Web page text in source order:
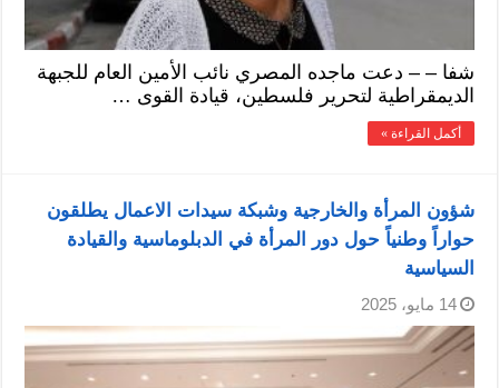
شفا – – دعت ماجده المصري نائب الأمين العام للجبهة
الديمقراطية لتحرير فلسطين، قيادة القوى …
أكمل القراءة »
شؤون المرأة والخارجية وشبكة سيدات الاعمال يطلقون
حواراً وطنياً حول دور المرأة في الدبلوماسية والقيادة
السياسية
14 مايو، 2025